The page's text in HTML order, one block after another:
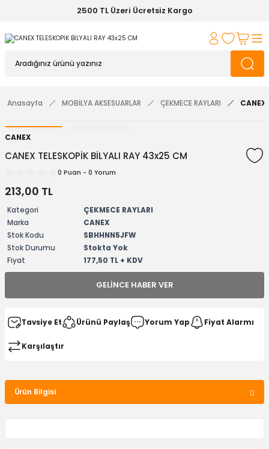
2500 TL Üzeri Ücretsiz Kargo
Anasayfa MOBİLYA AKSESUARLAR ÇEKMECE RAYLARI CANEX
CANEX
CANEX TELESKOPİK BİLYALI RAY 43x25 CM
0 Puan - 0 Yorum
213,00 TL
Kategori
ÇEKMECE RAYLARI
Marka
CANEX
Stok Kodu
SBHHNN5JFW
Stok Durumu
Stokta Yok
Fiyat
177,50 TL + KDV
GELINCE HABER VER
Tavsiye Et Ürünü Paylaş Yorum Yap Fiyat Alarmı
Karşılaştır
Ürün Bilgisi